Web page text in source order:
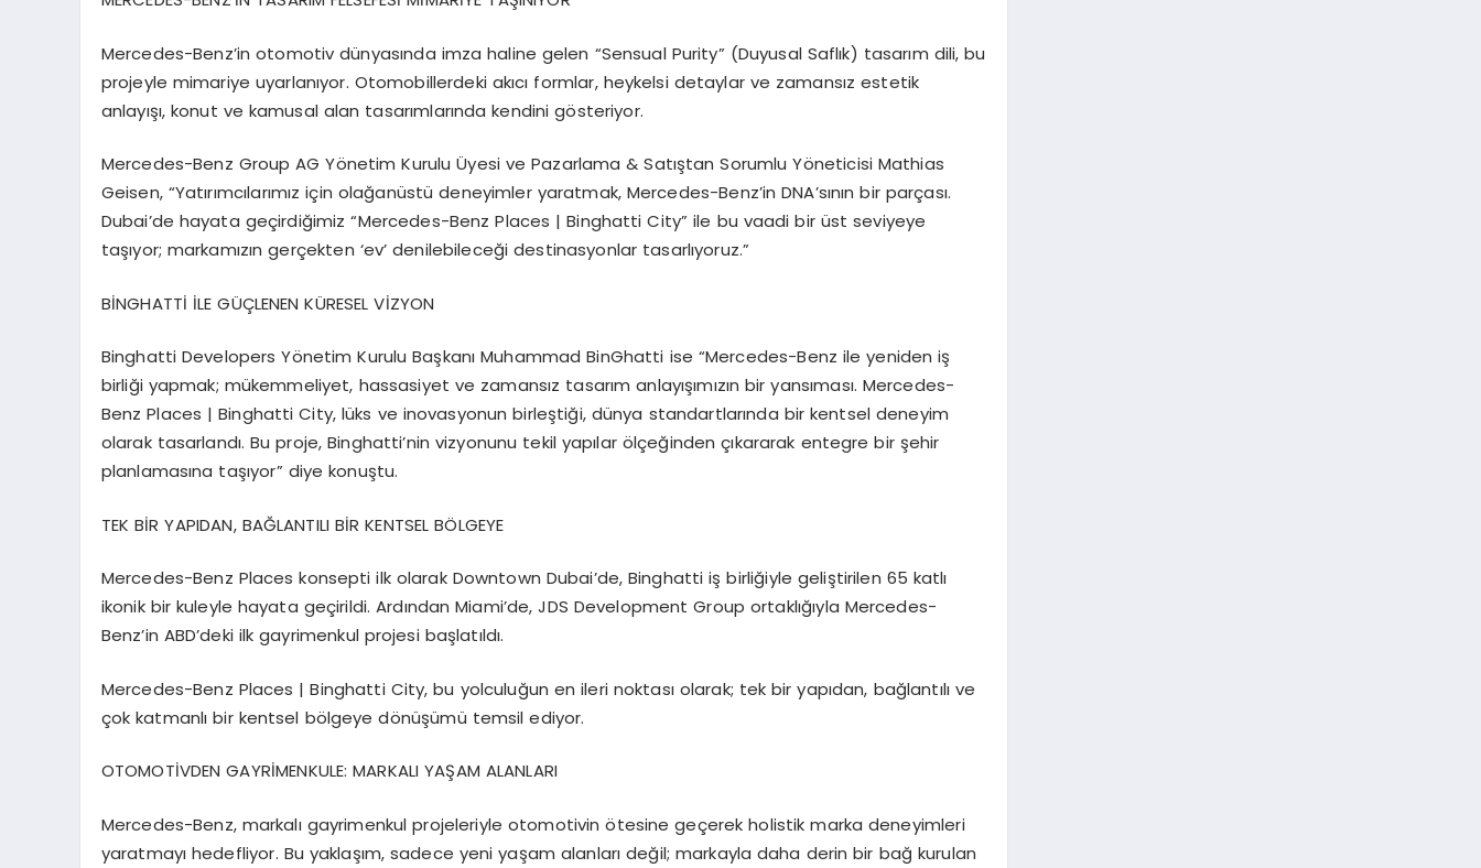
Mercedes-Benz’in otomotiv dünyasında imza haline gelen “Sensual Purity” (Duyusal Saflık) tasarım dili, bu
projeyle mimariye uyarlanıyor. Otomobillerdeki akıcı formlar, heykelsi detaylar ve zamansız estetik
anlayışı, konut ve kamusal alan tasarımlarında kendini gösteriyor.
Mercedes-Benz Group AG Yönetim KuruluÜyesi ve Pazarlama & Satıştan Sorumlu Yöneticisi Mathias
Geisen, “Yatırımcılarımız için olağanüstüdeneyimler yaratmak, Mercedes-Benz’in DNA’sının bir parçası.
Dubai’de hayata geçirdiğimiz“Mercedes-Benz Places | Binghatti City”ile bu vaadi bir üst seviyeye
taşıyor; markamızın gerçekten ‘ev’denilebileceği destinasyonlar tasarlıyoruz.”
BİNGHATTİ İLE GÜÇLENEN KÜRESEL VİZYON
Binghatti Developers Yönetim Kurulu BaşkanıMuhammad BinGhatti ise “Mercedes-Benz ile yeniden iş
birliği yapmak; mükemmeliyet, hassasiyet ve zamansız tasarım anlayışımızın bir yansıması. Mercedes-
Benz Places | Binghatti City, lüks ve inovasyonun birleştiği, dünya standartlarında bir kentsel deneyim
olarak tasarlandı. Bu proje, Binghatti’nin vizyonunu tekil yapılar ölçeğindençıkararak entegre bir şehir
planlamasına taşıyor” diye konuştu.
TEK BİR YAPIDAN, BAĞLANTILI BİR KENTSEL BÖLGEYE
Mercedes-Benz Places konsepti ilk olarak Downtown Dubai’de, Binghatti işbirliğiyle geliştirilen 65 katlı
ikonik bir kuleyle hayata geçirildi. Ardından Miami’de, JDS Development Group ortaklığıyla Mercedes-
Benz’in ABD’deki ilk gayrimenkul projesi başlatıldı.
Mercedes-Benz Places | Binghatti City, bu yolculuğun en ileri noktası olarak; tek bir yapıdan, bağlantılı ve
çok katmanlıbir kentsel bölgeye dönüşümü temsil ediyor.
OTOMOTİVDEN GAYRİMENKULE: MARKALI YAŞAM ALANLARI
Mercedes-Benz, markalı gayrimenkul projeleriyle otomotivinötesine geçerek holistik marka deneyimleri
yaratmayıhedefliyor. Bu yaklaşım, sadece yeni yaşam alanlarıdeğil; markayla daha derin bir bağ kurulan